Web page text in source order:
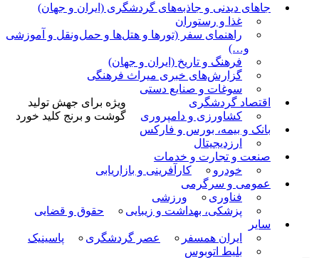
جاهای دیدنی و جاذبه‌های گردشگری (ایران و جهان)
غذا و رستوران
راهنمای سفر (تورها و هتل‌ها و حمل‌و‌نقل و آموزشی
و…)
فرهنگ و تاریخ (ایران و جهان)
گزارش‌های خبری میراث فرهنگی
سوغات و صنایع دستی
اقتصاد گردشگری
کشاورزی و دامپروری
بانک و بیمه، بورس و فارکس
ارزدیجیتال
صنعت و تجارت و خدمات
خودرو
کارآفرینی و بازاریابی
عمومی و سرگرمی
فناوری
ورزشی
پزشکی، بهداشت و زیبایی
حقوق و قضایی
سایر
ایران همسفر
عصر گردشگری
پاسینیک
بلیط اتوبوس
ویژه برای جهش تولید
گوشت و برنج کلید خورد